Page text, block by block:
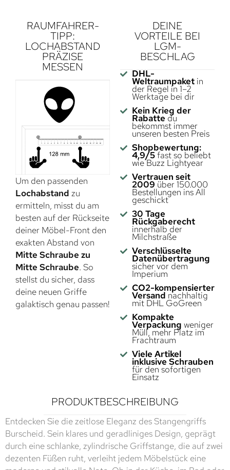
RAUMFAHRER-
TIPP:
LOCHABSTAND
PRÄZISE
MESSEN
Um den passenden
Lochabstand zu
ermitteln, misst du am
besten auf der Rückseite
deiner Möbel-Front den
exakten Abstand von
Mitte Schraube zu
Mitte Schraube. So
stellst du sicher, dass
deine neuen Griffe
galaktisch genau passen!
DEINE
VORTEILE BEI
LGM-
BESCHLAG
DHL-
Weltraumpaketin
der Regel in 1–2
Werktage bei dir
Kein Krieg der
Rabatte du
bekommst immer
unseren besten Preis
Shopbewertung:
4,9/5fast so beliebt
wie Buzz Lightyear
Vertrauen seit
2009 über 150.000
Bestellungen ins All
geschickt
30 Tage
Rückgaberecht
innerhalb der
Milchstraße
Verschlüsselte
Datenübertragung
sicher vor dem
Imperium
CO2-kompensierter
Versand nachhaltig
mit DHL GoGreen
Kompakte
Verpackung weniger
Müll, mehr Platz im
Frachtraum
Viele Artikel
inklusive Schrauben
für den sofortigen
Einsatz
PRODUKTBESCHREIBUNG
Entdecken Sie die zeitlose Eleganz des Stangengriffs
Burscheid. Sein klares und geradliniges Design, geprägt
durch eine schlanke, zylindrische Griffstange, die auf zwei
dezenten Füßen ruht, verleiht jedem Möbelstück eine